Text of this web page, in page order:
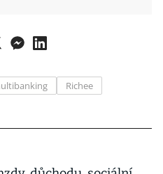
Richee